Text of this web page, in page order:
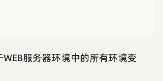
服务器环境中的所有环境变